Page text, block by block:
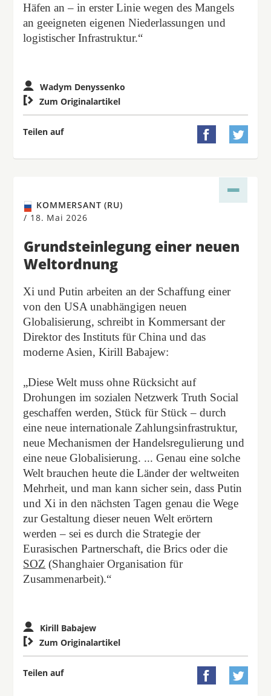
Häfen an – in erster Linie wegen des Mangels
an geeigneten eigenen Niederlassungen und
logistischer Infrastruktur.“
Wadym Denyssenko
 Zum Originalartikel
Teilen auf  
KOMMERSANT (RU)
/ 18. Mai 2026
Grundsteinlegung einer neuen
Weltordnung
Xi und Putin arbeiten an der Schaffung einer
von den USA unabhängigen neuen
Globalisierung, schreibt in Kommersant der
Direktor des Instituts für China und das
moderne Asien, Kirill Babajew:
„Diese Welt muss ohne Rücksicht auf
Drohungen im sozialen Netzwerk Truth Social
geschaffen werden, Stück für Stück – durch
eine neue internationale Zahlungsinfrastruktur,
neue Mechanismen der Handelsregulierung und
eine neue Globalisierung. ... Genau eine solche
Welt brauchen heute die Länder der weltweiten
Mehrheit, und man kann sicher sein, dass Putin
und Xi in den nächsten Tagen genau die Wege
zur Gestaltung dieser neuen Welt erörtern
werden – sei es durch die Strategie der
Eurasischen Partnerschaft, die Brics oder die
SOZ (Shanghaier Organisation für
Zusammenarbeit).“
Kirill Babajew
 Zum Originalartikel
Teilen auf  